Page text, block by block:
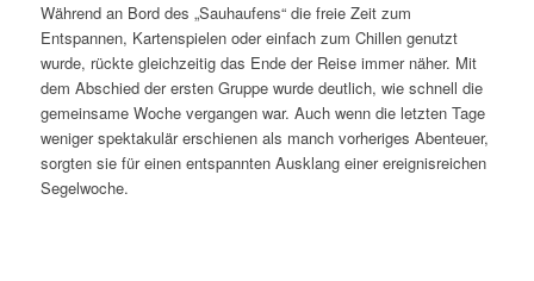
Während an Bord des „Sauhaufens“ die freie Zeit zum
Entspannen, Kartenspielen oder einfach zum Chillen genutzt
wurde, rückte gleichzeitig das Ende der Reise immer näher. Mit
dem Abschied der ersten Gruppe wurde deutlich, wie schnell die
gemeinsame Woche vergangen war. Auch wenn die letzten Tage
weniger spektakulär erschienen als manch vorheriges Abenteuer,
sorgten sie für einen entspannten Ausklang einer ereignisreichen
Segelwoche.